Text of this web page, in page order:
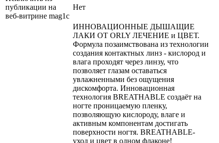
публикации на
веб-витрине mag1c
Нет
ИННОВАЦИОННЫЕ ДЫШАЩИЕ
ЛАКИ ОТ ORLY ЛЕЧЕНИЕ и ЦВЕТ.
Формула позаимствована из технологии
создания контактных линз - кислород и
влага проходят через линзу, что
позволяет глазам оставаться
увлажненными без ощущения
дискомфорта. Инновационная
технология BREATHABLE создаёт на
ногте проницаемую пленку,
позволяющую кислороду, влаге и
активным компонентам достигать
поверхности ногтя. BREATHABLE-
уход и цвет в одном флаконе!